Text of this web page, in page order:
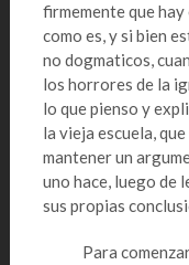
firmemente que
como es, y si bien
no dogmaticos,
los horrores de la
lo que pienso y
la vieja escuela,
mantener un
uno hace, luego de
sus propias
Para comenzar,